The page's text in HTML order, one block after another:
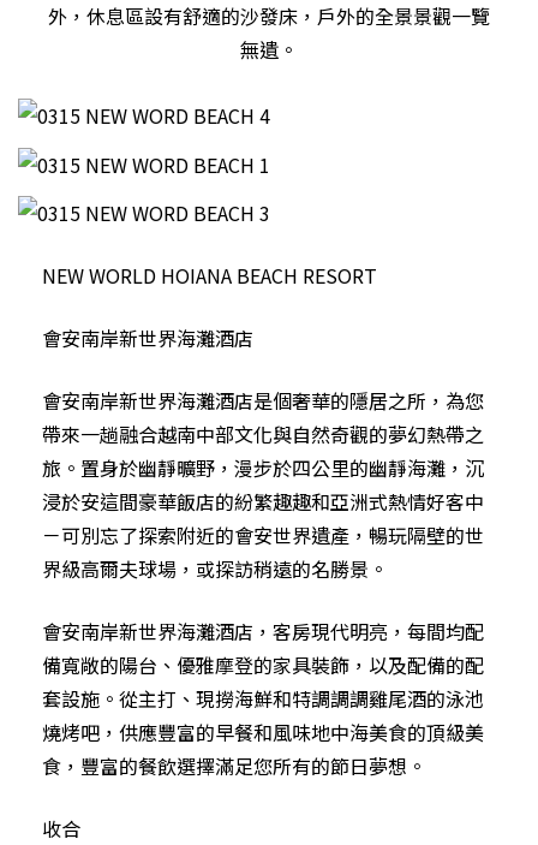
外，休息區設有舒適的沙發床，戶外的全景景觀一覽
無遺。
NEW WORLD HOIANA BEACH RESORT
會安南岸新世界海灘酒店
會安南岸新世界海灘酒店是個奢華的隱居之所，為您
帶來一趟融合越南中部文化與自然奇觀的夢幻熱帶之
旅。置身於幽靜曠野，漫步於四公里的幽靜海灘，沉
浸於安這間豪華飯店的紛繁趣趣和亞洲式熱情好客中
－可別忘了探索附近的會安世界遺產，暢玩隔壁的世
界級高爾夫球場，或探訪稍遠的名勝景。
會安南岸新世界海灘酒店，客房現代明亮，每間均配
備寬敞的陽台、優雅摩登的家具裝飾，以及配備的配
套設施。從主打、現撈海鮮和特調調調雞尾酒的泳池
燒烤吧，供應豐富的早餐和風味地中海美食的頂級美
食，豐富的餐飲選擇滿足您所有的節日夢想。
收合